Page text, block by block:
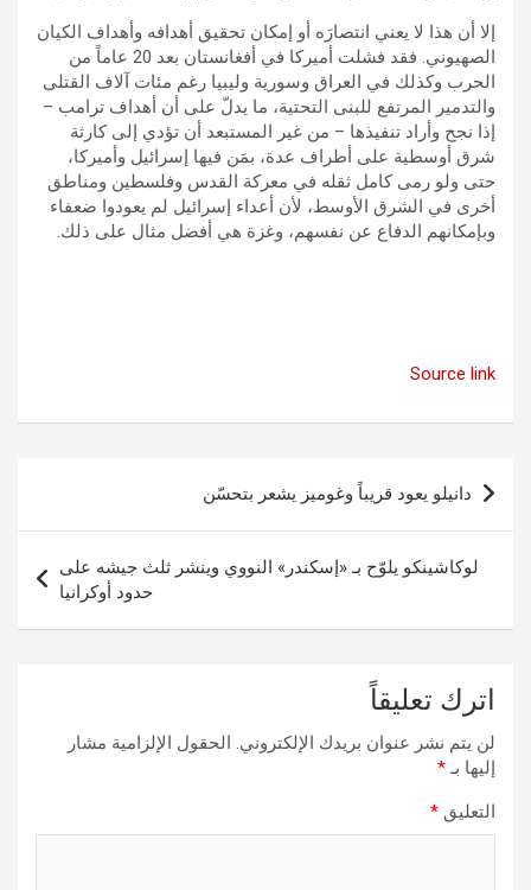
إلا أن هذا لا يعني انتصارَه أو إمكان تحقيق أهدافه وأهداف الكيان
الصهيوني. فقد فشلت أميركا في أفغانستان بعد 20 عاماً من
الحرب وكذلك في العراق وسورية وليبيا رغم مئات آلاف القتلى
والتدمير المرتفع للبنى التحتية، ما يدلّ على أن أهداف ترامب –
إذا نجح وأراد تنفيذها – من غير المستبعد أن تؤدي إلى كارثة
شرق أوسطية على أطراف عدة، بمَن فيها إسرائيل وأميركا،
حتى ولو رمى كامل ثقله في معركة القدس وفلسطين ومناطق
أخرى في الشرق الأوسط، لأن أعداء إسرائيل لم يعودوا ضعفاء
وبإمكانهم الدفاع عن نفسهم، وغزة هي أفضل مثال على ذلك.
Source link
تصفّح
المقالات
دانيلو يعود قريباً وغوميز يشعر بتحسّن
لوكاشينكو يلوّح بـ «إسكندر» النووي وينشر ثلث جيشه على
حدود أوكرانيا
اترك تعليقاً
لن يتم نشر عنوان بريدك الإلكتروني. الحقول الإلزامية مشار
إليها بـ*
التعليق *